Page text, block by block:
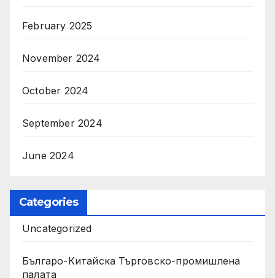
February 2025
November 2024
October 2024
September 2024
June 2024
Categories
Uncategorized
Българо-Китайска Търговско-промишлена
палaта